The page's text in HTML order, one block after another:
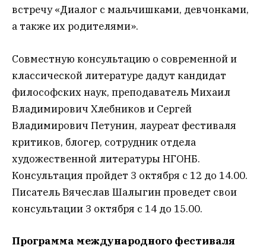
встречу «Диалог с мальчишками, девчонками,
а также их родителями».
Совместную консультацию о современной и
классической литературе дадут кандидат
философских наук, преподаватель Михаил
Владимирович Хлебников и Сергей
Владимирович Петунин, лауреат фестиваля
критиков, блогер, сотрудник отдела
художественной литературы НГОНБ.
Консультация пройдет 3 октября с 12 до 14.00.
Писатель Вячеслав Шалыгин проведет свои
консультации 3 октября с 14 до 15.00.
Программа международного фестиваля